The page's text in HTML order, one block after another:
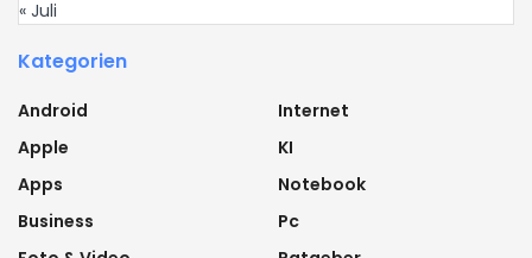
« Juli
Kategorien
Android
Apple
Apps
Business
Internet
KI
Notebook
Pc